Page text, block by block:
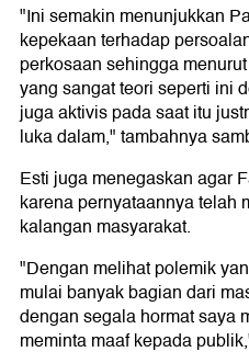
"Ini semakin menunjukkan
kepekaan terhadap
perkosaan sehingga
yang sangat teori seperti ini
juga aktivis pada saat itu
luka dalam," tambahnya
Esti juga menegaskan agar
karena pernyataannya telah
kalangan masyarakat.
"Dengan melihat polemik
mulai banyak bagian dari
dengan segala hormat saya
meminta maaf kepada